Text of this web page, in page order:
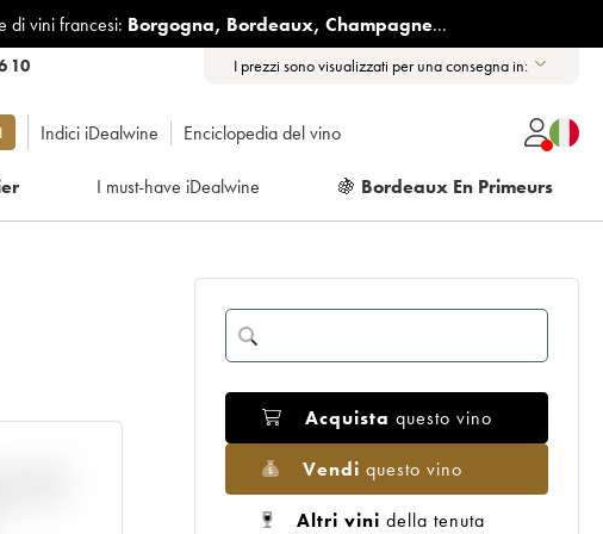
di vini francesi: Borgogna, Bordeaux, Champagne...
10 I prezzi sono visualizzati per una consegna in:
Indici iDealwine Enciclopedia del vino
I must-have iDealwine 🍇 Bordeaux En Primeurs
Acquista questo vino
Vendi questo vino
Altri vini della tenuta